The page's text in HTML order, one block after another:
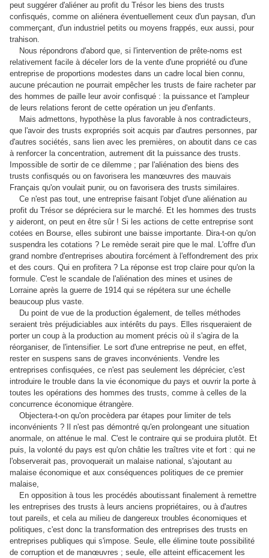
peut suggérer d'aliéner au profit du Trésor les biens des trusts
confisqués, comme on aliénera éventuellement ceux d'un paysan, d'un
commerçant, d'un industriel petits ou moyens frappés, eux aussi, pour
trahison.
Nous répondrons d'abord que, si l'intervention de prête-noms est
relativement facile à déceler lors de la vente d'une propriété ou d'une
entreprise de proportions modestes dans un cadre local bien connu,
aucune précaution ne pourrait empêcher les trusts de faire racheter par
des hommes de paille leur avoir confisqué : la puissance et l'ampleur
de leurs relations feront de cette opération un jeu d'enfants.
Mais admettons, hypothèse la plus favorable à nos contradicteurs,
que l'avoir des trusts expropriés soit acquis par d'autres personnes, par
d'autres sociétés, sans lien avec les premières, on aboutit dans ce cas
à renforcer la concentration, autrement dit la puissance des trusts.
Impossible de sortir de ce dilemme ; par l'aliénation des biens des
trusts confisqués ou on favorisera les manœuvres des mauvais
Français qu'on voulait punir, ou on favorisera des trusts similaires.
Ce n'est pas tout, une entreprise faisant l'objet d'une aliénation au
profit du Trésor se dépréciera sur le marché. Et les hommes des trusts
y aideront, on peut en être sûr ! Si les actions de cette entreprise sont
cotées en Bourse, elles subiront une baisse importante. Dira-t-on qu'on
suspendra les cotations ? Le remède serait pire que le mal. L'offre d'un
grand nombre d'entreprises aboutira forcément à l'effondrement des prix
et des cours. Qui en profitera ? La réponse est trop claire pour qu'on la
formule. C'est le scandale de l'aliénation des mines et usines de
Lorraine après la guerre de 1914 qui se répétera sur une échelle
beaucoup plus vaste.
Du point de vue de la production également, de telles méthodes
seraient très préjudiciables aux intérêts du pays. Elles risqueraient de
porter un coup à la production au moment précis où il s'agira de la
réorganiser, de l'intensifier. Le sort d'une entreprise ne peut, en effet,
rester en suspens sans de graves inconvénients. Vendre les
entreprises confisquées, ce n'est pas seulement les déprécier, c'est
introduire le trouble dans la vie économique du pays et ouvrir la porte à
toutes les opérations des hommes des trusts, comme à celles de la
concurrence économique étrangère.
Objectera-t-on qu'on procèdera par étapes pour limiter de tels
inconvénients ? Il n'est pas démontré qu'en prolongeant une situation
anormale, on atténue le mal. C'est le contraire qui se produira plutôt. Et
puis, la volonté du pays est qu'on châtie les traîtres vite et fort : qui ne
l'observerait pas, provoquerait un malaise national, s'ajoutant au
malaise économique et aux conséquences politiques de ce premier
malaise,
En opposition à tous les procédés aboutissant finalement à remettre
les entreprises des trusts à leurs anciens propriétaires, ou à d'autres
tout pareils, et cela au milieu de dangereux troubles économiques et
politiques, c'est donc la transformation des entreprises des trusts en
entreprises publiques qui s'impose. Seule, elle élimine toute possibilité
de corruption et de manœuvres ; seule, elle atteint efficacement les